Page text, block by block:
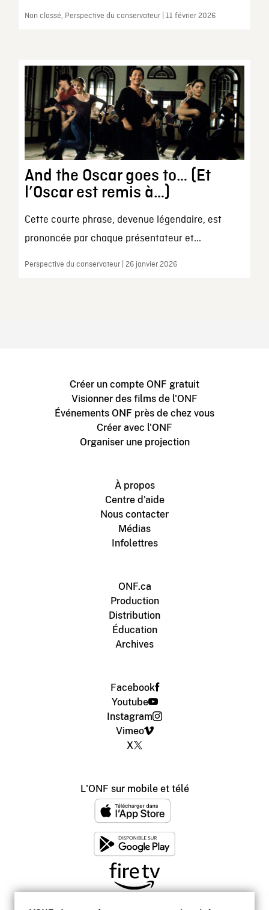
Non classé, Perspective du conservateur | 11 février 2026
And the Oscar goes to… (Et
l’Oscar est remis à…)
Cette courte phrase, devenue légendaire, est
prononcée par chaque présentateur et...
Perspective du conservateur | 26 janvier 2026
Créer un compte ONF gratuit
Visionner des films de l'ONF
Événements ONF près de chez vous
Créer avec l'ONF
Organiser une projection
À propos
Centre d'aide
Nous contacter
Médias
Infolettres
ONF.ca
Production
Distribution
Éducation
Archives
Facebook
Youtube
Instagram
Vimeo
X
L'ONF sur mobile et télé